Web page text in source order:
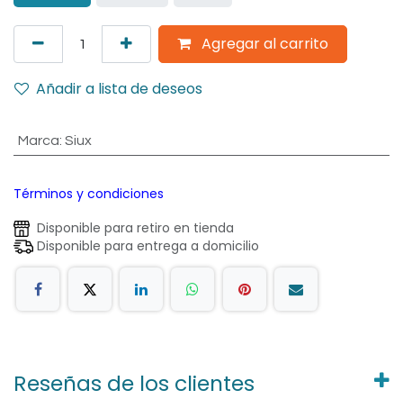
Agregar al carrito
Añadir a lista de deseos
Marca: Siux
Términos y condiciones
Disponible para retiro en tienda
Disponible para entrega a domicilio
Reseñas de los clientes